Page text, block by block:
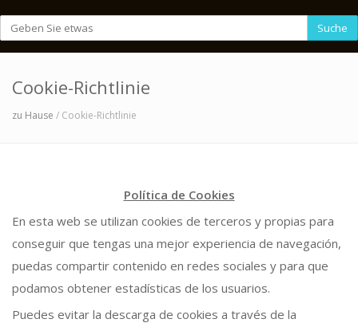
Suche
Cookie-Richtlinie
zu Hause / Cookie-Richtlinie
Política de Cookies
En esta web se utilizan cookies de terceros y propias para
conseguir que tengas una mejor experiencia de navegación,
puedas compartir contenido en redes sociales y para que
podamos obtener estadísticas de los usuarios.
Puedes evitar la descarga de cookies a través de la